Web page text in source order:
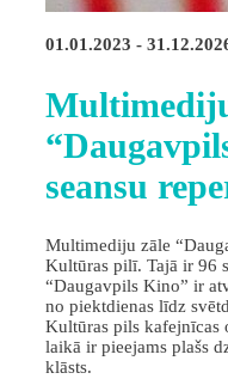
01.01.2023 -
seansu
Multimediju zāle
Kultūras pilī. Tajā ir 96
“Daugavpils Kino” ir
no piektdienas līdz
Kultūras pils kafejnīcas
laikā ir pieejams plašs
klāsts.